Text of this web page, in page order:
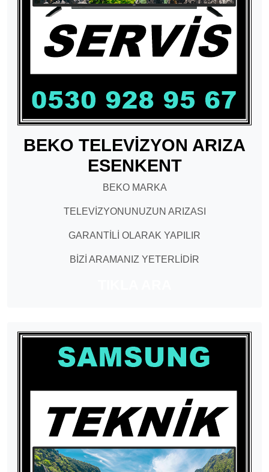
BEKO TELEVİZYON ARIZA
ESENKENT
BEKO MARKA
TELEVİZYONUNUZUN ARIZASI
GARANTİLİ OLARAK YAPILIR
BİZİ ARAMANIZ YETERLİDİR